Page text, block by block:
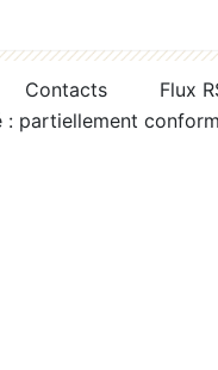
Contacts
Flux
: partiellement